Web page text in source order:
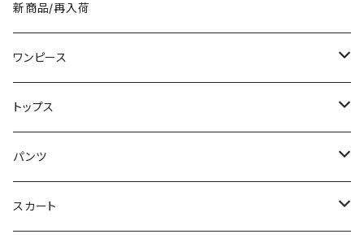
新商品/再入荷
ワンピース
ミニ/ショート
ミディアム/ミモレ
ロング/マキシ
トップス
Tシャツ/カットソー
タンクトップ/キャミソール
パンツ
ショート丈
スカート